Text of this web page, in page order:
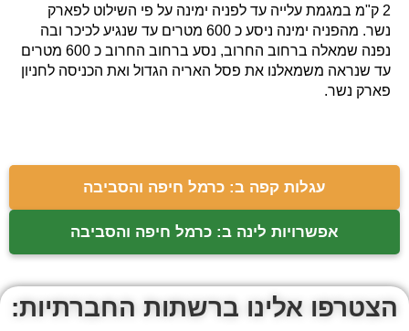
2 ק"מ במגמת עלייה עד לפניה ימינה על פי השילוט לפארק
נשר. מהפניה ימינה ניסע כ 600 מטרים עד שנגיע לכיכר ובה
נפנה שמאלה ברחוב החרוב, נסע ברחוב החרוב כ 600 מטרים
עד שנראה משמאלנו את פסל האריה הגדול ואת הכניסה לחניון
פארק נשר.
עגלות קפה ב: כרמל חיפה והסביבה
אפשרויות לינה ב: כרמל חיפה והסביבה
הצטרפו אלינו ברשתות החברתיות: